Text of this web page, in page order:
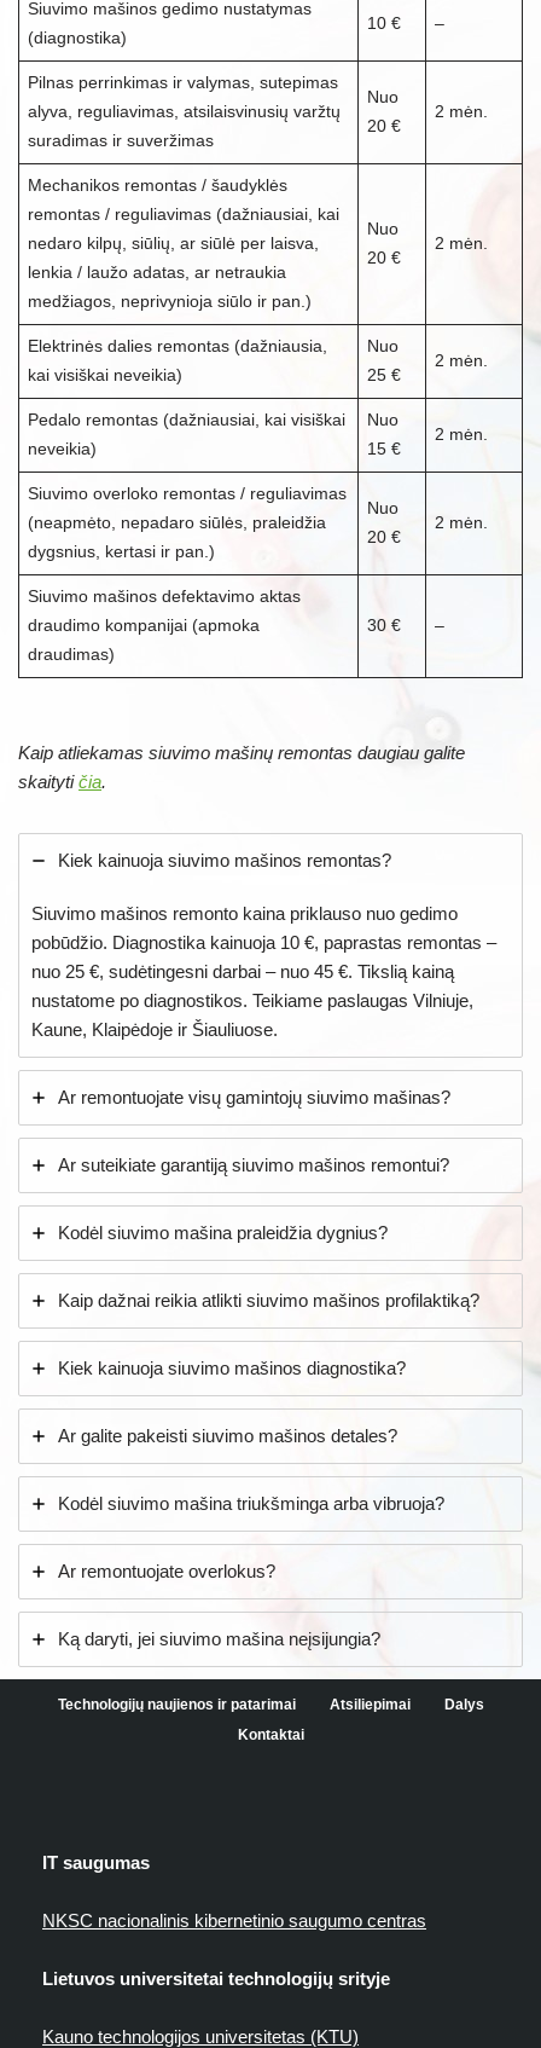
Siuvimo mašinos gedimo nustatymas
(diagnostika)
10 € –
Pilnas perrinkimas ir valymas, sutepimas
alyva, reguliavimas, atsilaisvinusių varžtų
suradimas ir suveržimas
Nuo
20 €
2 mėn.
Mechanikos remontas / šaudyklės
remontas / reguliavimas (dažniausiai, kai
nedaro kilpų, siūlių, ar siūlė per laisva,
lenkia / laužo adatas, ar netraukia
medžiagos, neprivynioja siūlo ir pan.)
Nuo
20 €
2 mėn.
Elektrinės dalies remontas (dažniausia,
kai visiškai neveikia)
Nuo
25 €
2 mėn.
Pedalo remontas (dažniausiai, kai visiškai
neveikia)
Nuo
15 €
2 mėn.
Siuvimo overloko remontas / reguliavimas
(neapmėto, nepadaro siūlės, praleidžia
dygsnius, kertasi ir pan.)
Nuo
20 €
2 mėn.
Siuvimo mašinos defektavimo aktas
draudimo kompanijai (apmoka
draudimas)
30 € –
Kaip atliekamas siuvimo mašinų remontas daugiau galite
skaitytičia.
Kiek kainuoja siuvimo mašinos remontas?
Siuvimo mašinos remonto kaina priklauso nuo gedimo
pobūdžio. Diagnostika kainuoja 10 €, paprastas remontas –
nuo 25 €, sudėtingesni darbai – nuo 45 €. Tikslią kainą
nustatome po diagnostikos. Teikiame paslaugas Vilniuje,
Kaune, Klaipėdoje ir Šiauliuose.
Ar remontuojate visų gamintojų siuvimo mašinas?
Ar suteikiate garantiją siuvimo mašinos remontui?
Kodėl siuvimo mašina praleidžia dygnius?
Kaip dažnai reikia atlikti siuvimo mašinos profilaktiką?
Kiek kainuoja siuvimo mašinos diagnostika?
Ar galite pakeisti siuvimo mašinos detales?
Kodėl siuvimo mašina triukšminga arba vibruoja?
Ar remontuojate overlokus?
Ką daryti, jei siuvimo mašina neįsijungia?
Technologijų naujienos ir patarimai Atsiliepimai
Dalys
Kontaktai
IT saugumas
NKSC nacionalinis kibernetinio saugumo centras
Lietuvos universitetai technologijų srityje
Kauno technologijos universitetas (KTU)